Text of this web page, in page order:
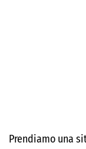
Prendiamo una